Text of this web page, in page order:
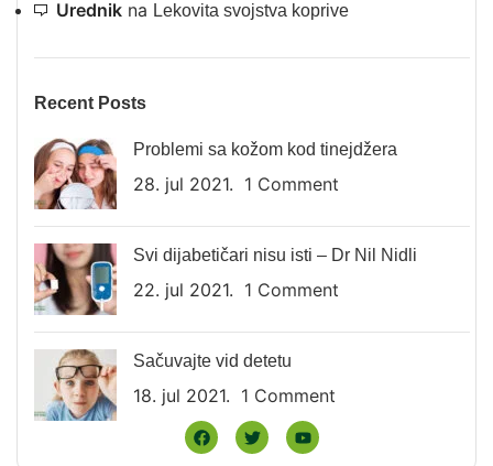
Urednik na Lekovita svojstva koprive
Recent Posts
Problemi sa kožom kod tinejdžera
28. jul 2021. 1 Comment
Svi dijabetičari nisu isti – Dr Nil Nidli
22. jul 2021. 1 Comment
Sačuvajte vid detetu
18. jul 2021. 1 Comment